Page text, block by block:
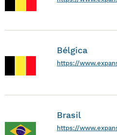
Bélgica
https://
Brasil
https://